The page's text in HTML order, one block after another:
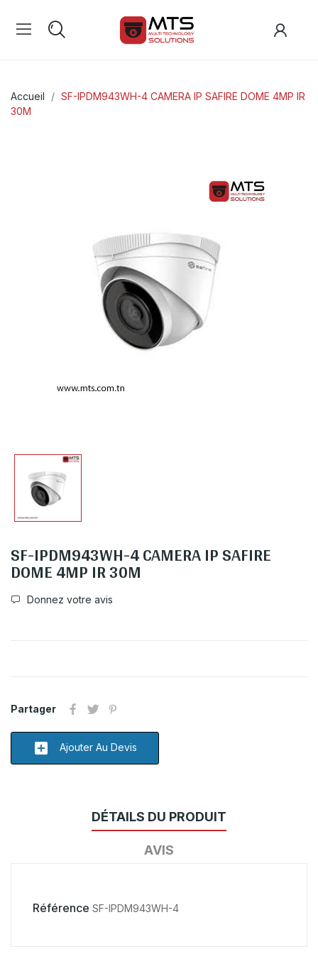
Accueil
SF-IPDM943WH-4 CAMERA IP SAFIRE DOME 4MP IR
30M
SF-IPDM943WH-4 CAMERA IP SAFIRE
DOME 4MP IR 30M
Donnez votre avis
Partager
add_box Ajouter Au Devis
DÉTAILS DU PRODUIT
AVIS
Référence SF-IPDM943WH-4